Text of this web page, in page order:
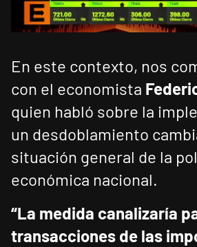
En este contexto, nos
con el economista
quien habló sobre la
un desdoblamiento
situación general de la
económica nacional.
“La medida canalizaría
transacciones de las